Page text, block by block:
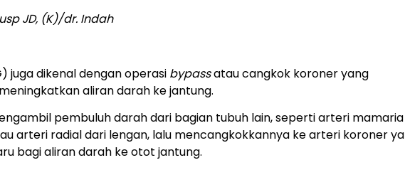
JD, (K)/dr. Indah
juga dikenal dengan operasi bypassatau cangkok koroner yang
aliran darah ke jantung.
pembuluh darah dari bagian tubuh lain, seperti arteri mamaria
arteri radial dari lengan, lalu mencangkokkannya ke arteri koroner
bagi aliran darah ke otot jantung.